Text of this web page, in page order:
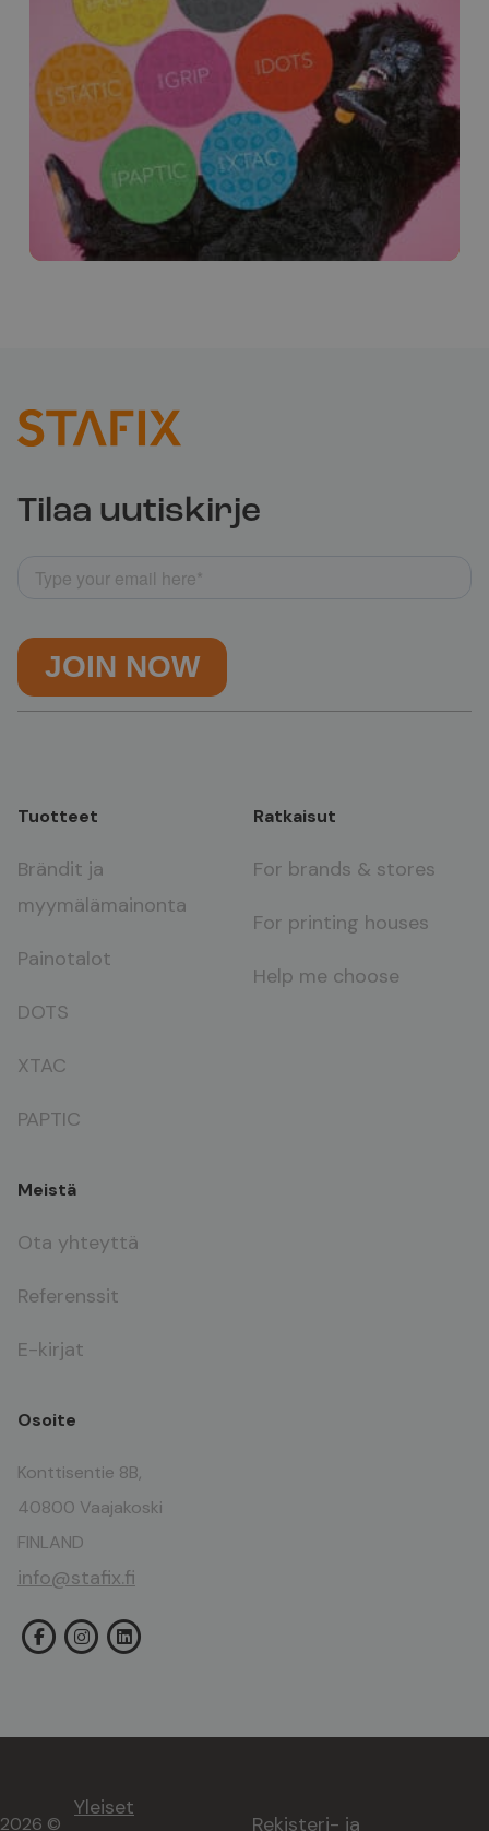
Tilaa uutiskirje
Tuotteet
Brändit ja
myymälämainonta
Painotalot
DOTS
XTAC
PAPTIC
Ratkaisut
For brands & stores
For printing houses
Help me choose
Meistä
Ota yhteyttä
Referenssit
E-kirjat
Osoite
Konttisentie 8B,
40800 Vaajakoski
FINLAND
info@stafix.fi
2026 ©
Yleiset
Rekisteri- ja